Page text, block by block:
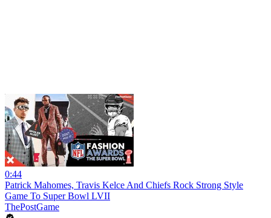
0:44
Patrick Mahomes, Travis Kelce And Chiefs Rock Strong Style
Game To Super Bowl LVII
ThePostGame